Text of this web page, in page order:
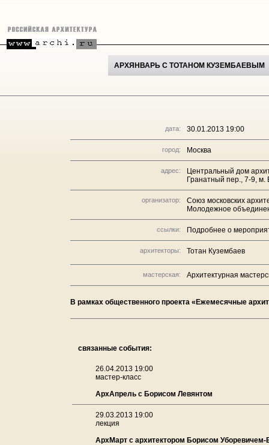
АРХЯНВАРЬ С ТОТАНОМ КУЗЕМБАЕВЫМ
дата: 30.01.2013 19:00
город: Москва
адрес:
Центральный дом
Гранатный пер., 7-9, м.
организатор:
Союз московских
Молодежное
ссылки: Подробнее о
архитекторы: Тотан Кузембаев
мастерская: Архитектурная
В рамках общественного проекта «Ежемесячные
связанные события:
26.04.2013 19:00
мастер-класс
АрхАпрель с Борисом Левянтом
29.03.2013 19:00
лекция
АрхМарт с архитектором Борисом Уборевичем-